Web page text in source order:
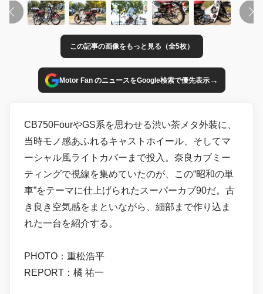
この記事の画像をもっと見る（全5枚）
Motor Fan のニュースをGoogle検索で優先表示→
CB750FourやGS系を思わせる渋い茶メタ外装に、
当時モノ感あふれるキャストホイール、そしてマ
ーシャル風ライトカバーまで投入。奈良カブミー
ティングで視線を集めていたのが、この“昭和の単
車”をテーマに仕上げられたスーパーカブ90だ。古
き良き空気感をまといながら、細部まで作り込ま
れた一台を紹介する。
PHOTO：重松浩平
REPORT：橘 祐一